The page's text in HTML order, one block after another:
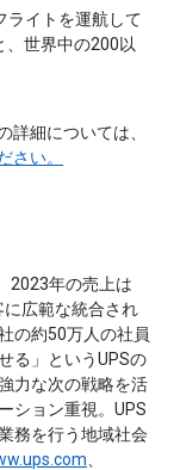
ライトを運航して
世界中の200以
詳細については、
さい。
2023年の売上は
広範な統合され
の約50万人の社員
る」というUPSの
力な次の戦略を活
ション重視。UPS
務を行う地域社会